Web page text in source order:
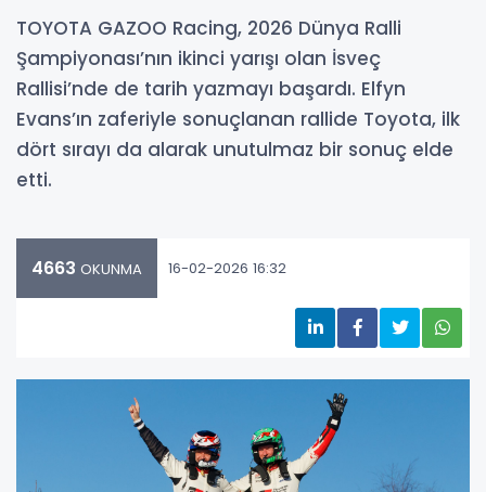
TOYOTA GAZOO Racing, 2026 Dünya Ralli
Şampiyonası’nın ikinci yarışı olan İsveç
Rallisi’nde de tarih yazmayı başardı. Elfyn
Evans’ın zaferiyle sonuçlanan rallide Toyota, ilk
dört sırayı da alarak unutulmaz bir sonuç elde
etti.
4663 OKUNMA 16-02-2026 16:32